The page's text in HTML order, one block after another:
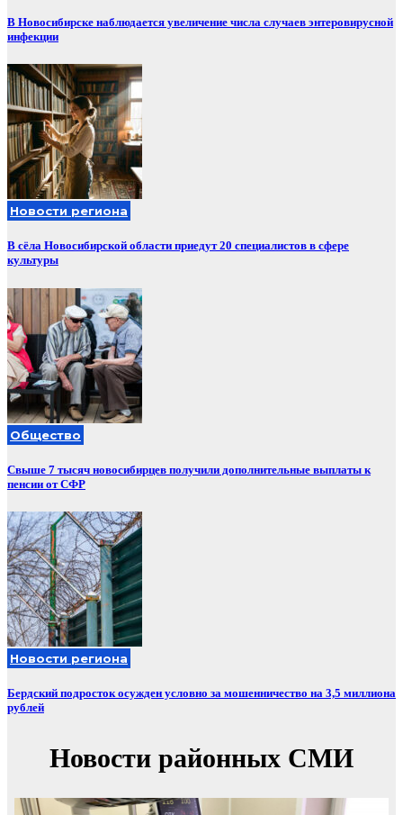
В Новосибирске наблюдается увеличение числа случаев энтеровирусной
инфекции
Новости региона
В сёла Новосибирской области приедут 20 специалистов в сфере
культуры
Общество
Свыше 7 тысяч новосибирцев получили дополнительные выплаты к
пенсии от СФР
Новости региона
Бердский подросток осужден условно за мошенничество на 3,5 миллиона
рублей